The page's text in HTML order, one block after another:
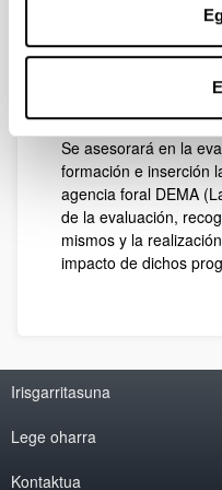
Importe total
Descripción
Se asesorará en la
formación e inserción
agencia foral DEMA
de la evaluación,
mismos y la
impacto de dichos
Irisgarritasuna
Lege oharra
Kontaktua